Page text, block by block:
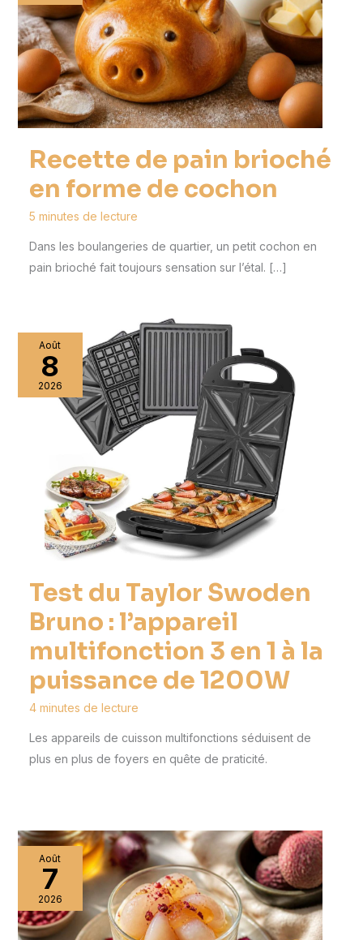
Recette de pain brioché
en forme de cochon
5 minutes de lecture
Dans les boulangeries de quartier, un petit cochon en
pain brioché fait toujours sensation sur l’étal. […]
Août
8
2026
Test du Taylor Swoden
Bruno : l’appareil
multifonction 3 en 1 à la
puissance de 1200W
4 minutes de lecture
Les appareils de cuisson multifonctions séduisent de
plus en plus de foyers en quête de praticité.
Août
7
2026